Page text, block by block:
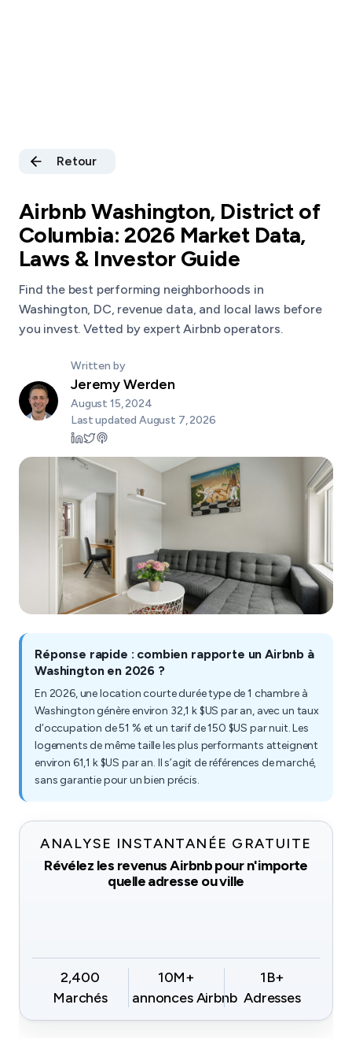
Retour
Airbnb Washington, District of
Columbia: 2026 Market Data,
Laws & Investor Guide
Find the best performing neighborhoods in
Washington, DC, revenue data, and local laws before
you invest. Vetted by expert Airbnb operators.
Written by
Jeremy Werden
August 15, 2024
Last updated August 7, 2026
Réponse rapide : combien rapporte un Airbnb à
Washington en 2026 ?
En 2026, une location courte durée type de 1 chambre à
Washington génère environ 32,1 k $US par an, avec un taux
d’occupation de 51 % et un tarif de 150 $US par nuit. Les
logements de même taille les plus performants atteignent
environ 61,1 k $US par an. Il s’agit de références de marché,
sans garantie pour un bien précis.
ANALYSE INSTANTANÉE GRATUITE
Révélez les revenus Airbnb pour n'importe
quelle adresse ou ville
2,400
Marchés
10M+
annonces Airbnb
1B+
Adresses